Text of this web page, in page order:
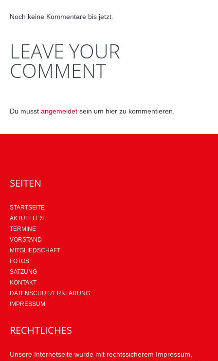
Noch keine Kommentare bis jetzt.
LEAVE YOUR
COMMENT
Du musst angemeldet sein um hier zu kommentieren.
SEITEN
STARTSEITE
AKTUELLES
TERMINE
VORSTAND
MITGLIEDSCHAFT
FOTOS
SATZUNG
KONTAKT
DATENSCHUTZERKLÄRUNG
IMPRESSUM
RECHTLICHES
Unsere Internetseite wurde mit rechtssicherem Impressum,